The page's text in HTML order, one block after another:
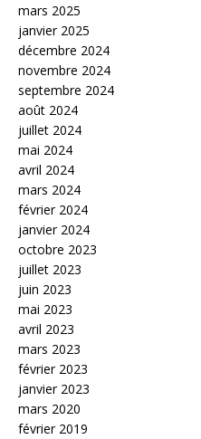
mars 2025
janvier 2025
décembre 2024
novembre 2024
septembre 2024
août 2024
juillet 2024
mai 2024
avril 2024
mars 2024
février 2024
janvier 2024
octobre 2023
juillet 2023
juin 2023
mai 2023
avril 2023
mars 2023
février 2023
janvier 2023
mars 2020
février 2019